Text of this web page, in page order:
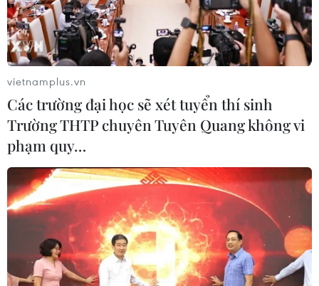
(TTXVN/Vietnam+)
#Ngày thầy thuốc #y bác sỹ
#COVID-19
TP. Đà Nẵng
Theo dõi VietnamPlus
vietnamplus.vn
Các trường đại học sẽ xét tuyển thí sinh
Trường THTP chuyên Tuyên Quang không vi
phạm quy…